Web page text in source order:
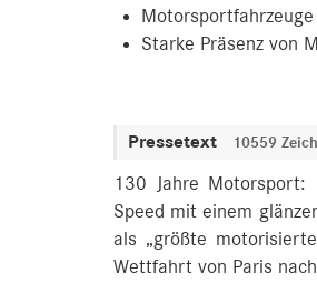
Starke Präsenz von
Pressetext 10559
130 Jahre Motorsport:
Speed mit einem
als „größte
Wettfahrt von Paris